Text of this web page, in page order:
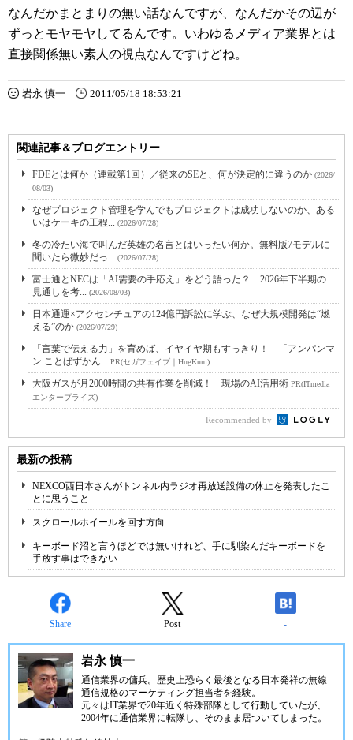
なんだかまとまりの無い話なんですが、なんだかその辺が
ずっとモヤモヤしてるんです。いわゆるメディア業界とは
直接関係無い素人の視点なんですけどね。
岩永 慎一 2011/05/18 18:53:21
関連記事＆ブログエントリー
FDEとは何か（連載第1回）／従来のSEと、何が決定的に違うのか (2026/
08/03)
なぜプロジェクト管理を学んでもプロジェクトは成功しないのか、ある
いはケーキの工程... (2026/07/28)
冬の冷たい海で叫んだ英雄の名言とはいったい何か。無料版7モデルに
聞いたら微妙だっ... (2026/07/28)
富士通とNECは「AI需要の手応え」をどう語った？ 2026年下半期の
見通しを考... (2026/08/03)
日本通運×アクセンチュアの124億円訴訟に学ぶ、なぜ大規模開発は“燃
える”のか (2026/07/29)
「言葉で伝える力」を育めば、イヤイヤ期もすっきり！ 「アンパンマ
ン ことばずかん... PR(セガフェイブ｜HugKum)
大阪ガスが月2000時間の共有作業を削減！ 現場のAI活用術 PR(ITmedia
エンタープライズ)
Recommended by
最新の投稿
NEXCO西日本さんがトンネル内ラジオ再放送設備の休止を発表したこ
とに思うこと
スクロールホイールを回す方向
キーボード沼と言うほどでは無いけれど、手に馴染んだキーボードを
手放す事はできない
Share Post -
岩永 慎一
通信業界の傭兵。歴史上恐らく最後となる日本発祥の無線
通信規格のマーケティング担当者を経験。
元々はIT業界で20年近く特殊部隊として行動していたが、
2004年に通信業界に転隊し、そのまま居ついてしまった。